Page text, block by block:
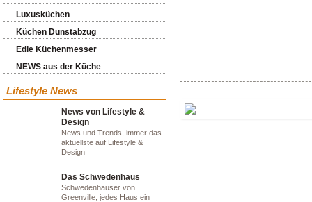
Luxusküchen
Küchen Dunstabzug
Edle Küchenmesser
NEWS aus der Küche
Lifestyle News
News von Lifestyle &
Design
News und Trends, immer das
aktuellste auf Lifestyle &
Design
Das Schwedenhaus
Schwedenhäuser von
Greenville, jedes Haus ein